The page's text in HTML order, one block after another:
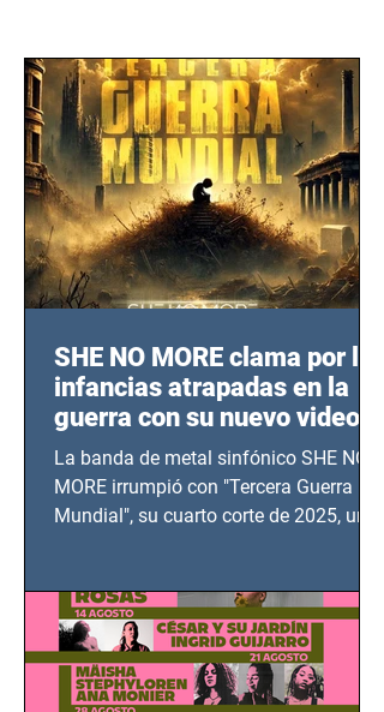
SHE NO MORE clama por las
infancias atrapadas en la
guerra con su nuevo video
TERCERA GUERRA
MUNDIAL
La banda de metal sinfónico SHE NO
MORE irrumpió con "Tercera Guerra
Mundial", su cuarto corte de 2025, un
bélicos.